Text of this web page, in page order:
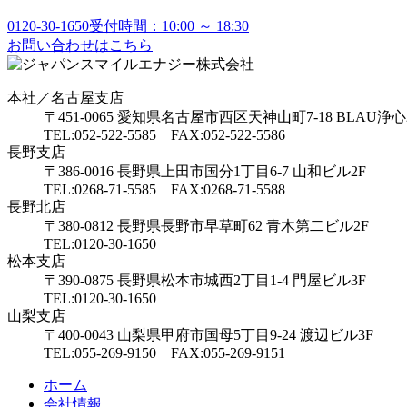
0120-30-1650受付時間：10:00 ～ 18:30
お問い合わせはこちら
本社／名古屋支店
〒451-0065 愛知県名古屋市西区天神山町7-18 BLAU浄
TEL:052-522-5585 FAX:052-522-5586
長野支店
〒386-0016 長野県上田市国分1丁目6-7 山和ビル2F
TEL:0268-71-5585 FAX:0268-71-5588
長野北店
〒380-0812 長野県長野市早草町62 青木第二ビル2F
TEL:0120-30-1650
松本支店
〒390-0875 長野県松本市城西2丁目1-4 門屋ビル3F
TEL:0120-30-1650
山梨支店
〒400-0043 山梨県甲府市国母5丁目9-24 渡辺ビル3F
TEL:055-269-9150 FAX:055-269-9151
ホーム